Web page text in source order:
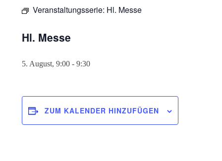
Veranstaltungsserie: Hl. Messe
Hl. Messe
5. August, 9:00 - 9:30
ZUM KALENDER HINZUFÜGEN